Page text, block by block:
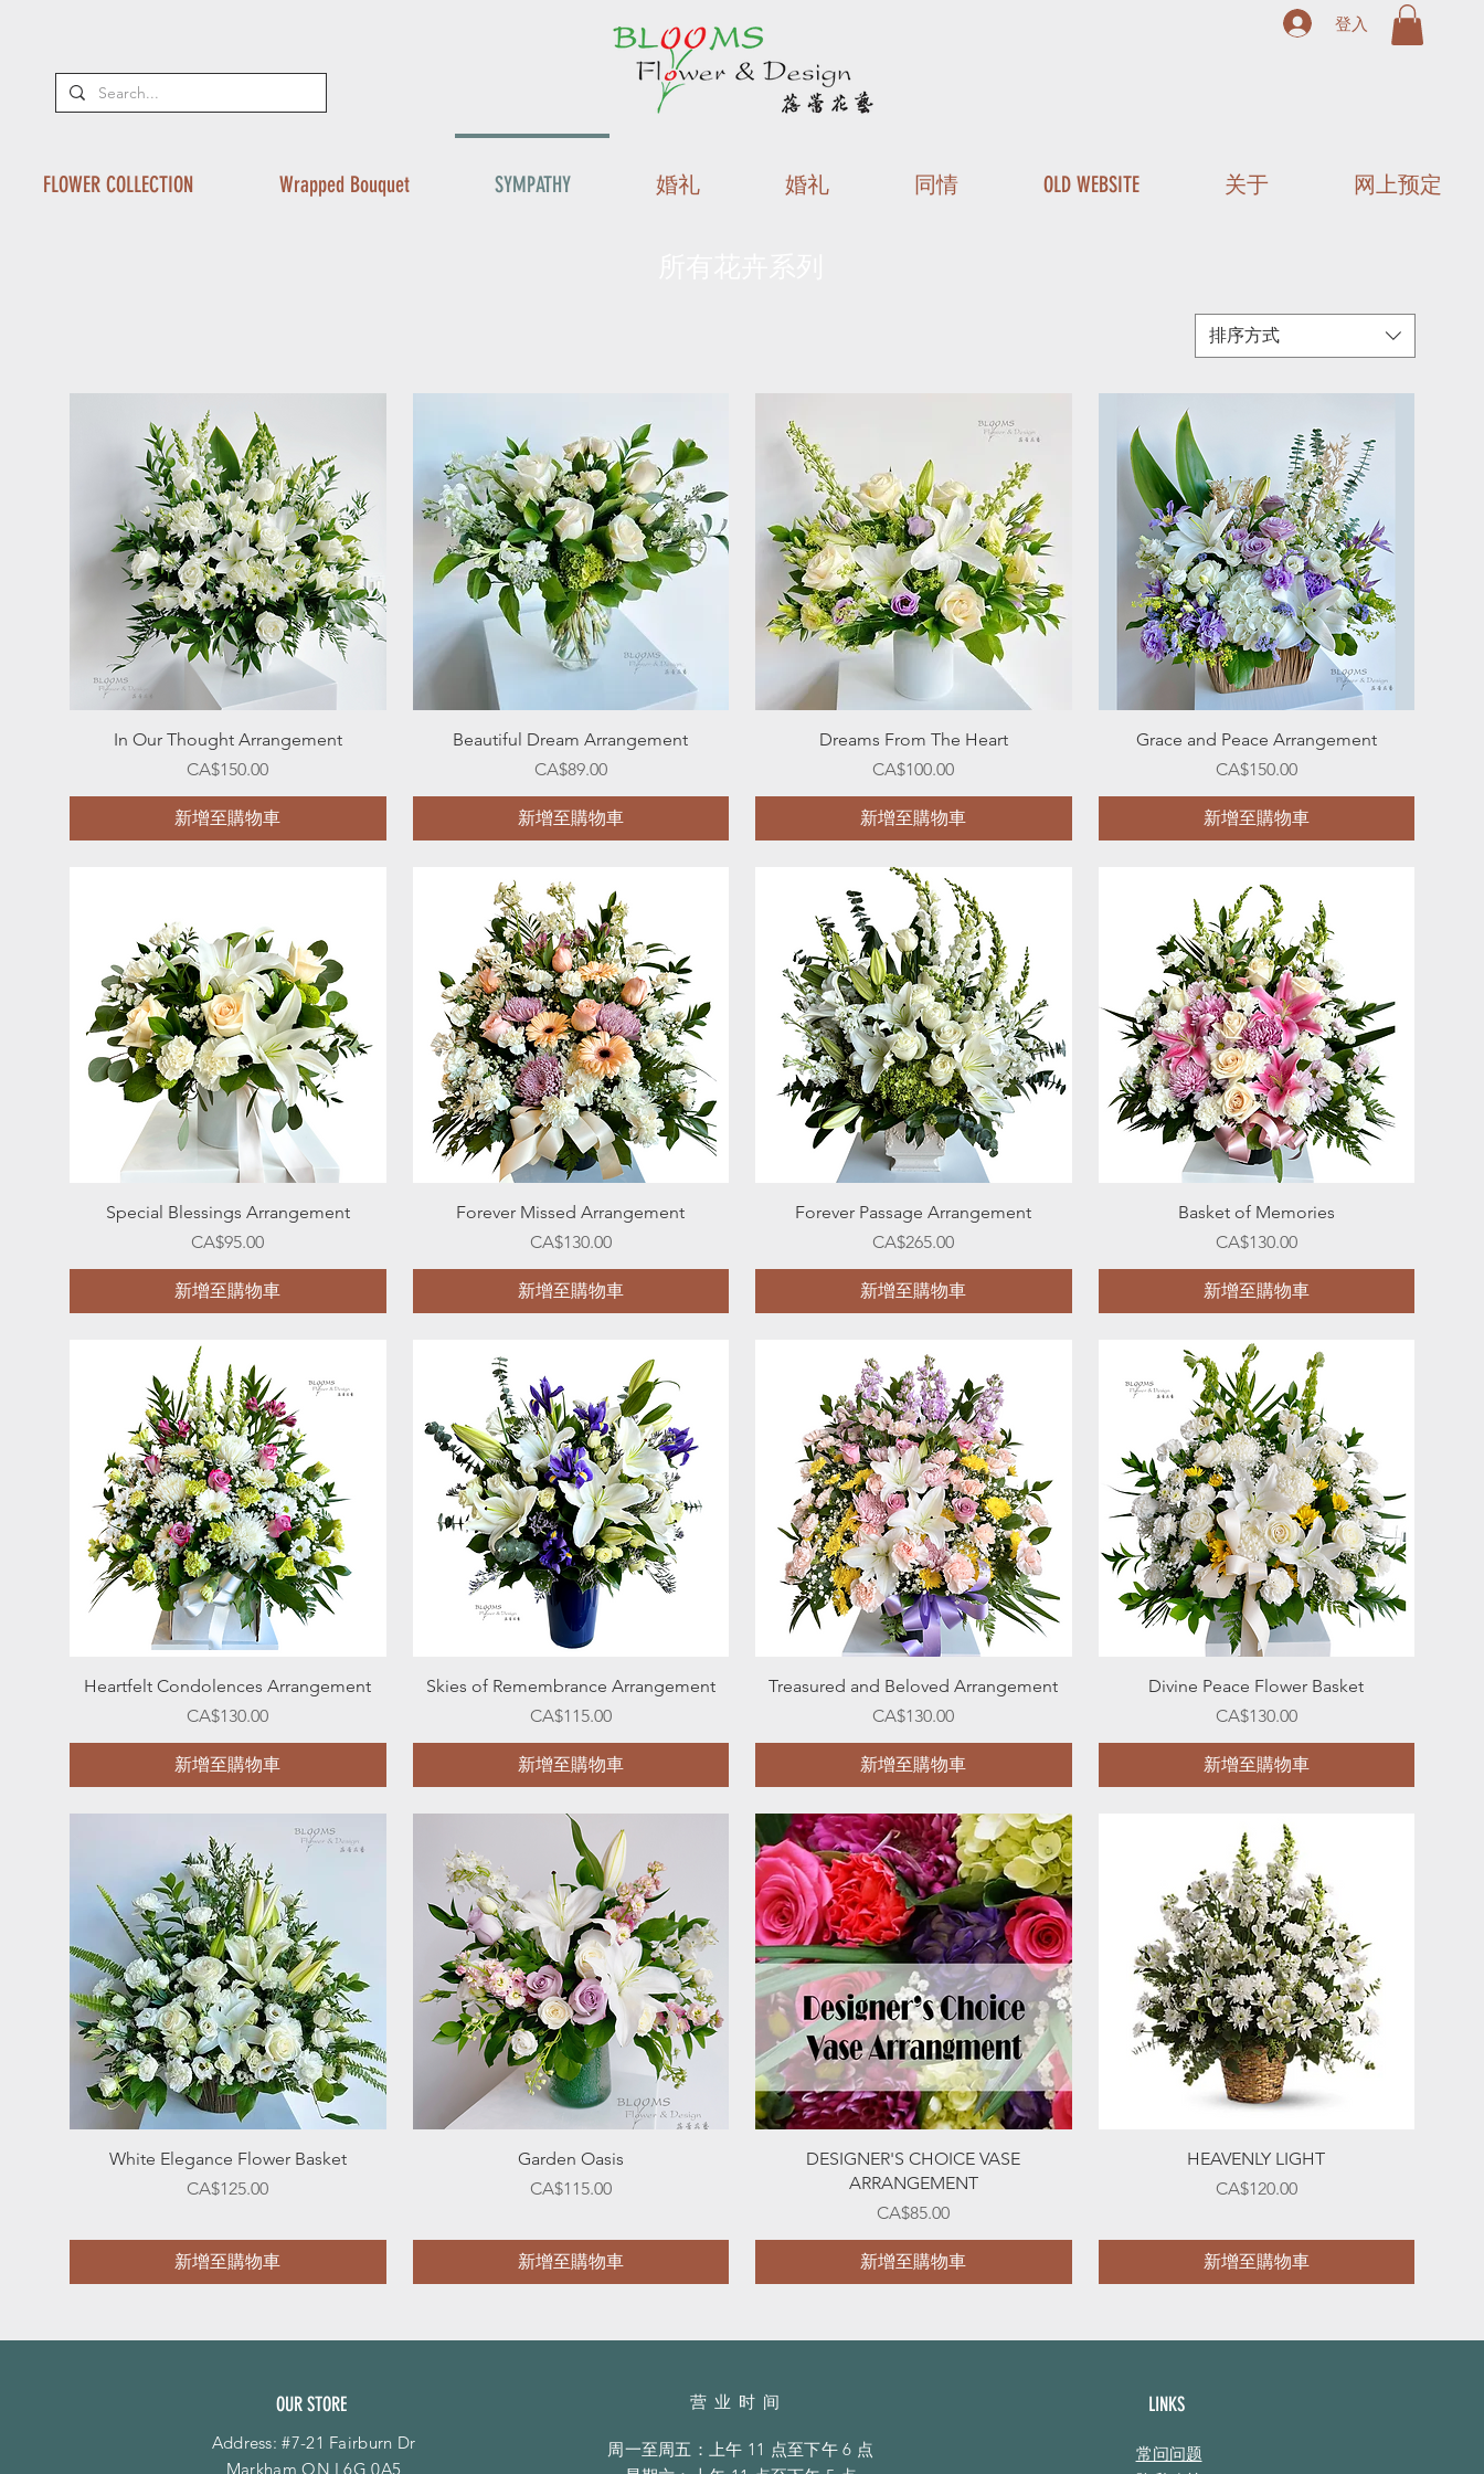
登入
FLOWER COLLECTION Wrapped Bouquet SYMPATHY 婚礼 婚礼 同情 OLD WEBSITE 关于 网上预定
排序方式
快速瀏覽
In Our Thought Arrangement
價格
CA$150.00
新增至購物車
快速瀏覽
Beautiful Dream Arrangement
價格
CA$89.00
新增至購物車
快速瀏覽
Dreams From The Heart
價格
CA$100.00
新增至購物車
快速瀏覽
Grace and Peace Arrangement
價格
CA$150.00
新增至購物車
快速瀏覽
Special Blessings Arrangement
價格
CA$95.00
新增至購物車
快速瀏覽
Forever Missed Arrangement
價格
CA$130.00
新增至購物車
快速瀏覽
Forever Passage Arrangement
價格
CA$265.00
新增至購物車
快速瀏覽
Basket of Memories
價格
CA$130.00
新增至購物車
快速瀏覽
Heartfelt Condolences Arrangement
價格
CA$130.00
新增至購物車
快速瀏覽
Skies of Remembrance Arrangement
價格
CA$115.00
新增至購物車
快速瀏覽
Treasured and Beloved Arrangement
價格
CA$130.00
新增至購物車
快速瀏覽
Divine Peace Flower Basket
價格
CA$130.00
新增至購物車
快速瀏覽
White Elegance Flower Basket
價格
CA$125.00
新增至購物車
快速瀏覽
Garden Oasis
價格
CA$115.00
新增至購物車
快速瀏覽
DESIGNER'S CHOICE VASE
ARRANGEMENT
價格
CA$85.00
新增至購物車
快速瀏覽
HEAVENLY LIGHT
價格
CA$120.00
新增至購物車
OUR STORE
Address: #7-21 Fairburn Dr
Markham ON L6G 0A5
营业时间
周一至周五：上午 11 点至下午 6 点
LINKS
常问问题